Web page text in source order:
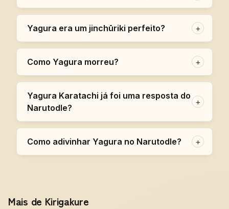
Yagura era um jinchūriki perfeito? +
Como Yagura morreu? +
Yagura Karatachi já foi uma resposta do
Narutodle?
+
Como adivinhar Yagura no Narutodle? +
Mais de Kirigakure